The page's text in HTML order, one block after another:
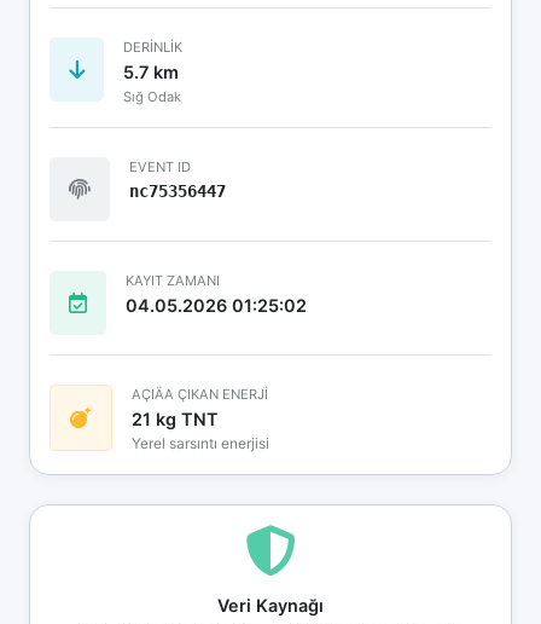
DERINLIK
5.7 km
Sığ Odak
EVENT ID
nc75356447
KAYIT ZAMANI
04.05.2026 01:25:02
AÇIÄA ÇIKAN ENERJİ
21 kg TNT
Yerel sarsıntı enerjisi
Veri Kaynağı